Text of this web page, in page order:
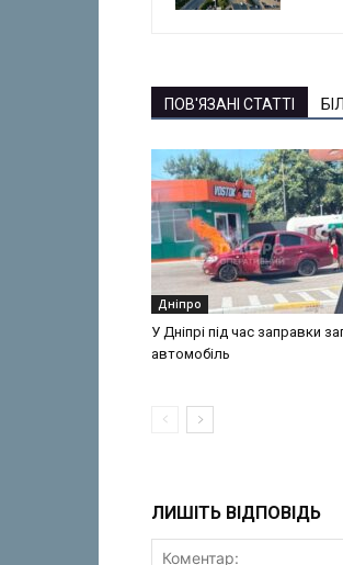
ПОВ'ЯЗАНІ СТАТТІ
Дніпро
У Дніпрі під час заправки
автомобіль
ЛИШІТЬ ВІДПОВІДЬ